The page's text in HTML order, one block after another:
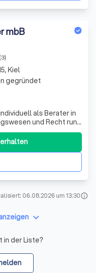
mbB
als Berater in
und Recht rund
bei allen
Personen- oder
Kiel
gegründet
06.08.2026 um 13:30info
keyboard_arrow_down
in der Liste?